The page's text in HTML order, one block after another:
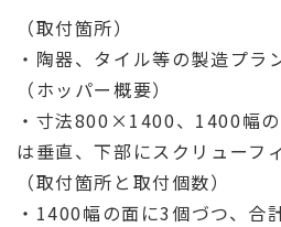
（取付箇所）
・陶器、タイル等の製造プラ
（ホッパー概要）
・寸法800×1400、1400幅
は垂直、下部にスクリューフ
（取付箇所と取付個数）
・1400幅の面に3個づつ、合